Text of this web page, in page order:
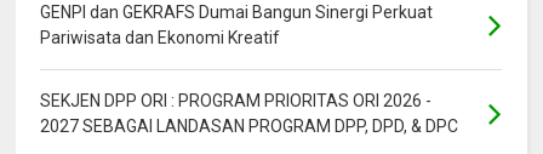
GENPI dan GEKRAFS Dumai Bangun Sinergi Perkuat
Pariwisata dan Ekonomi Kreatif
SEKJEN DPP ORI : PROGRAM PRIORITAS ORI 2026 -
2027 SEBAGAI LANDASAN PROGRAM DPP, DPD, & DPC